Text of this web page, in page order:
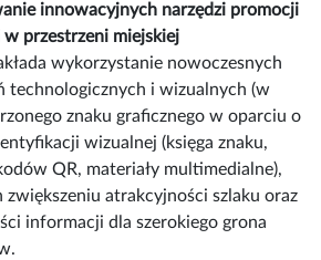
innowacyjnych narzędzi promocji
w przestrzeni miejskiej
wykorzystanie nowoczesnych
technologicznych i wizualnych (w
znaku graficznego w oparciu o
wizualnej (księga znaku,
QR, materiały multimedialne),
zwiększeniu atrakcyjności szlaku oraz
informacji dla szerokiego grona